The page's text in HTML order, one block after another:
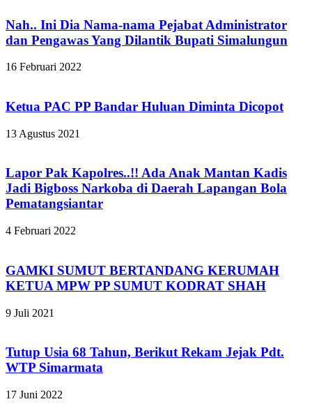
Nah.. Ini Dia Nama-nama Pejabat Administrator
dan Pengawas Yang Dilantik Bupati Simalungun
16 Februari 2022
Ketua PAC PP Bandar Huluan Diminta Dicopot
13 Agustus 2021
Lapor Pak Kapolres..!! Ada Anak Mantan Kadis
Jadi Bigboss Narkoba di Daerah Lapangan Bola
Pematangsiantar
4 Februari 2022
GAMKI SUMUT BERTANDANG KERUMAH
KETUA MPW PP SUMUT KODRAT SHAH
9 Juli 2021
Tutup Usia 68 Tahun, Berikut Rekam Jejak Pdt.
WTP Simarmata
17 Juni 2022